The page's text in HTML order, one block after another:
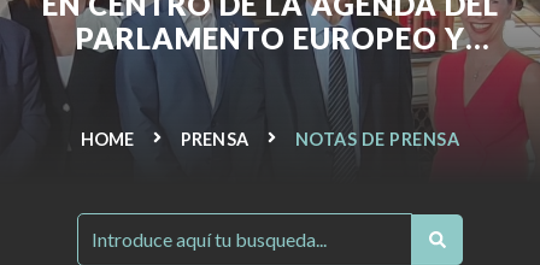
PARLAMENTO EUROPEO Y
RECLAMA LA RENOVACIÓN DE SU
INTEGRUPO.
HOME PRENSA NOTAS DE PRENSA